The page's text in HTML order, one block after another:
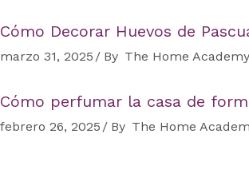
Cómo Decorar Huevos de
marzo 31, 2025 By The Home Academy
Cómo perfumar la casa de
febrero 26, 2025 By The Home